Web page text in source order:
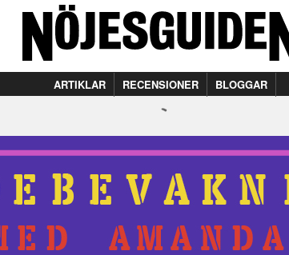
ARTIKLAR RECENSIONER BLOGGAR